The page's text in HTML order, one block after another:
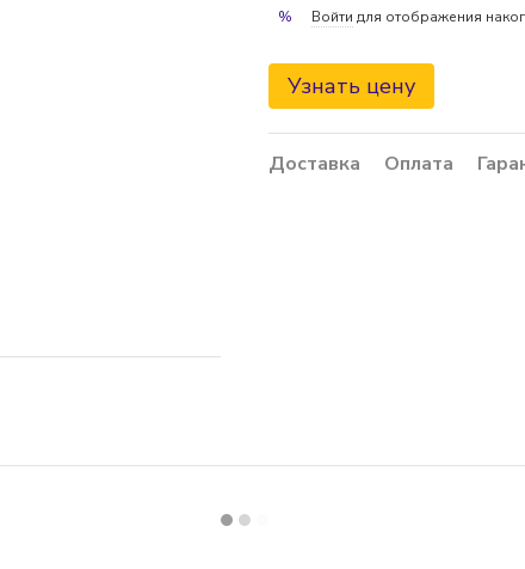
% Войти для отображения
Узнать цену
Доставка Оплата